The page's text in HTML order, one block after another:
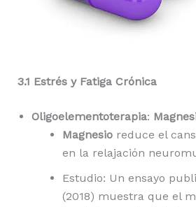
3.1 Estrés y Fatiga Crónica
Oligoelementoterapia:
Magnesioreduce el
en la relajación
Estudio: Un ensayo
(2018) muestra que el